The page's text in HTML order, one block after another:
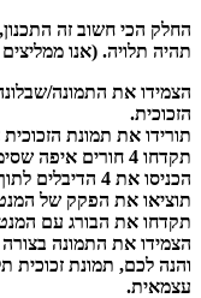
החלק הכי חשוב זה
תהיה תלויה. (אנו
הצמידו את התמונה/
הזכוכית.
תורידו את תמונת
תקדחו 4 חורים איפה שסימנתם.
הכניסו את 4 הדיבלים לתוך החורים.
תוציאו את הפקק של
תקדחו את הבורג עם המנט/
הצמידו את התמונה
והנה לכם, תמונת זכוכית
עצמאית.